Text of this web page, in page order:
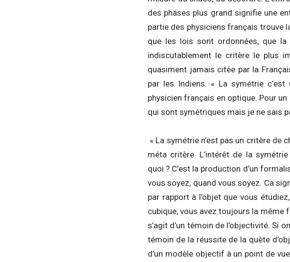
des phases plus grand signifie une
partie des physiciens français trouve
que les lois sont ordonnées, que
indiscutablement le critère le plus
quasiment jamais citée par la
par les Indiens. « La symétrie
physicien français en optique. Pour
qui sont symétriques mais je ne sais
« La symétrie n’est pas un critère de
méta critère. L’intérêt de la
quoi ? C’est la production d’un
vous soyez, quand vous soyez. Ca
par rapport à l’objet que vous
cubique, vous avez toujours la même
s’agit d’un témoin de l’objectivité. Si
témoin de la réussite de la quête
d’un modèle objectif à un point de